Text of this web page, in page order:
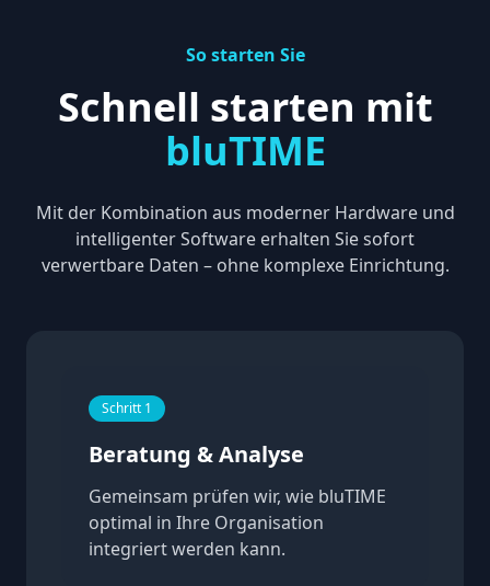
So starten Sie
Schnell starten mit
bluTIME
Mit der Kombination aus moderner Hardware und
intelligenter Software erhalten Sie sofort
verwertbare Daten – ohne komplexe Einrichtung.
Schritt 1
Beratung & Analyse
Gemeinsam prüfen wir, wie bluTIME
optimal in Ihre Organisation
integriert werden kann.